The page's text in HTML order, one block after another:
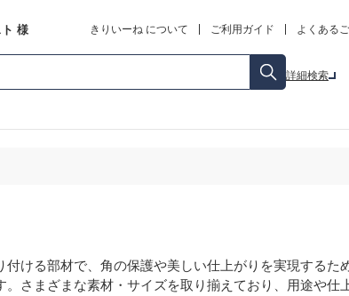
様 きりいーね について ご利用ガイド よくある
詳細検索
付ける部材で、角の保護や美しい仕上がりを実現する
。さまざまな素材・サイズを取り揃えており、用途や仕